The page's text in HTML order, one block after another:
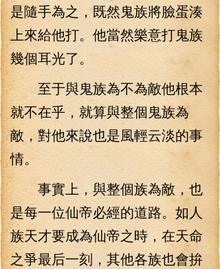
是隨手為之，既然鬼族將臉蛋湊
上來給他打。他當然樂意打鬼族
幾個耳光了。
至于與鬼族為不為敵他根本
就不在乎，就算與整個鬼族為
敵，對他來說也是風輕云淡的事
情。
事實上，與整個族為敵，也
是每一位仙帝必經的道路。如人
族天才要成為仙帝之時，在天命
之爭最后一刻，其他各族也會拚